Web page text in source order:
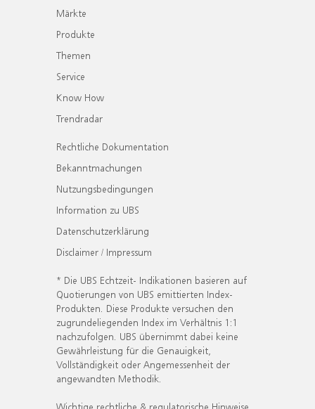
Märkte
Produkte
Themen
Service
Know How
Trendradar
Rechtliche Dokumentation
Bekanntmachungen
Nutzungsbedingungen
Information zu UBS
Datenschutzerklärung
Disclaimer / Impressum
* Die UBS Echtzeit- Indikationen basieren auf
Quotierungen von UBS emittierten Index-
Produkten. Diese Produkte versuchen den
zugrundeliegenden Index im Verhältnis 1:1
nachzufolgen. UBS übernimmt dabei keine
Gewährleistung für die Genauigkeit,
Vollständigkeit oder Angemessenheit der
angewandten Methodik.